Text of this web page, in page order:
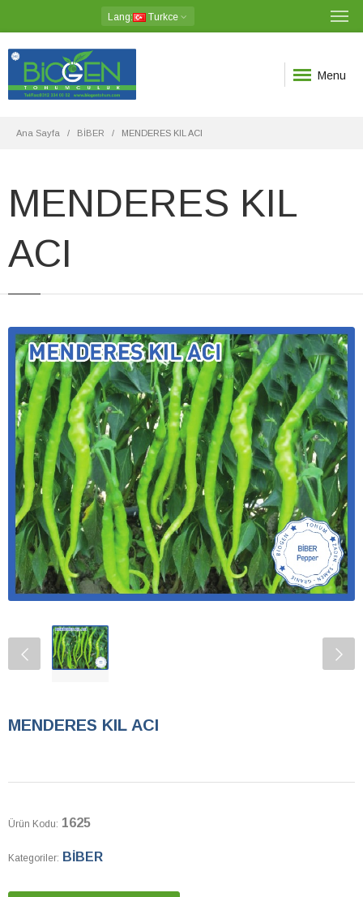
Lang: Turkce
Menu
Ana Sayfa BİBER MENDERES KIL ACI
MENDERES KIL
ACI
MENDERES KIL ACI
Ürün Kodu: 1625
Kategoriler: BİBER